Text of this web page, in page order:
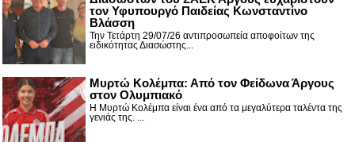
τον Υφυπουργό Παιδείας Κωνσταντίνο
Βλάσση
Την Τετάρτη 29/07/26 αντιπροσωπεία αποφοίτων της
ειδικότητας Διασώστης...
Μυρτώ Κολέμπα: Από τον Φείδωνα Άργους
στον Ολυμπιακό
Η Μυρτώ Κολέμπα είναι ένα από τα μεγαλύτερα ταλέντα της
γενιάς της. ...